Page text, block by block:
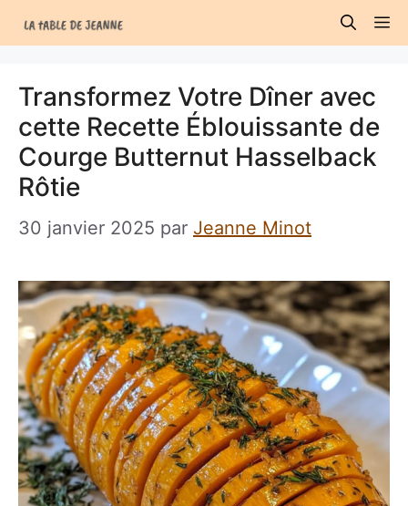
au
Transformez Votre Dîner avec
cette Recette Éblouissante de
Courge Butternut Hasselback
Rôtie
30 janvier 2025 par Jeanne Minot